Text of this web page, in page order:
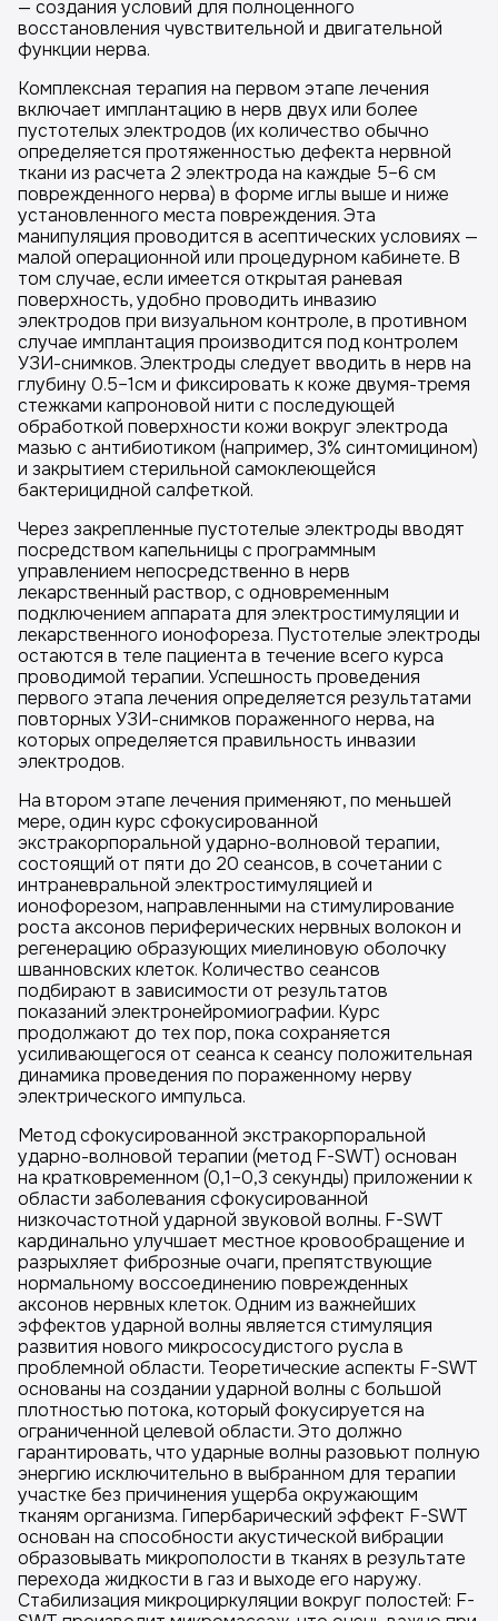
— создания условий для полноценного
восстановления чувствительной и двигательной
функции нерва.
Комплексная терапия на первом этапе лечения
включает имплантацию в нерв двух или более
пустотелых электродов (их количество обычно
определяется протяженностью дефекта нервной
ткани из расчета 2 электрода на каждые 5–6 см
поврежденного нерва) в форме иглы выше и ниже
установленного места повреждения. Эта
манипуляция проводится в асептических условиях —
малой операционной или процедурном кабинете. В
том случае, если имеется открытая раневая
поверхность, удобно проводить инвазию
электродов при визуальном контроле, в противном
случае имплантация производится под контролем
УЗИ-снимков. Электроды следует вводить в нерв на
глубину 0.5–1см и фиксировать к коже двумя-тремя
стежками капроновой нити с последующей
обработкой поверхности кожи вокруг электрода
мазью с антибиотиком (например, 3% синтомицином)
и закрытием стерильной самоклеющейся
бактерицидной салфеткой.
Через закрепленные пустотелые электроды вводят
посредством капельницы с программным
управлением непосредственно в нерв
лекарственный раствор, с одновременным
подключением аппарата для электростимуляции и
лекарственного ионофореза. Пустотелые электроды
остаются в теле пациента в течение всего курса
проводимой терапии. Успешность проведения
первого этапа лечения определяется результатами
повторных УЗИ-снимков пораженного нерва, на
которых определяется правильность инвазии
электродов.
На втором этапе лечения применяют, по меньшей
мере, один курс сфокусированной
экстракорпоральной ударно-волновой терапии,
состоящий от пяти до 20 сеансов, в сочетании с
интраневральной электростимуляцией и
ионофорезом, направленными на стимулирование
роста аксонов периферических нервных волокон и
регенерацию образующих миелиновую оболочку
шванновских клеток. Количество сеансов
подбирают в зависимости от результатов
показаний электронейромиографии. Курс
продолжают до тех пор, пока сохраняется
усиливающегося от сеанса к сеансу положительная
динамика проведения по пораженному нерву
электрического импульса.
Метод сфокусированной экстракорпоральной
ударно-волновой терапии (метод F-SWT) основан
на кратковременном (0,1–0,3 секунды) приложении к
области заболевания сфокусированной
низкочастотной ударной звуковой волны. F-SWT
кардинально улучшает местное кровообращение и
разрыхляет фиброзные очаги, препятствующие
нормальному воссоединению поврежденных
аксонов нервных клеток. Одним из важнейших
эффектов ударной волны является стимуляция
развития нового микрососудистого русла в
проблемной области. Теоретические аспекты F-SWT
основаны на создании ударной волны с большой
плотностью потока, который фокусируется на
ограниченной целевой области. Это должно
гарантировать, что ударные волны разовьют полную
энергию исключительно в выбранном для терапии
участке без причинения ущерба окружающим
тканям организма. Гипербарический эффект F-SWT
основан на способности акустической вибрации
образовывать микрополости в тканях в результате
перехода жидкости в газ и выходе его наружу.
Стабилизация микроциркуляции вокруг полостей: F-